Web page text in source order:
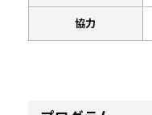
協力